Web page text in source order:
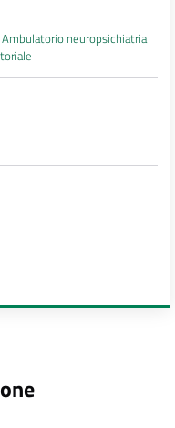
Ambulatorio neuropsichiatria